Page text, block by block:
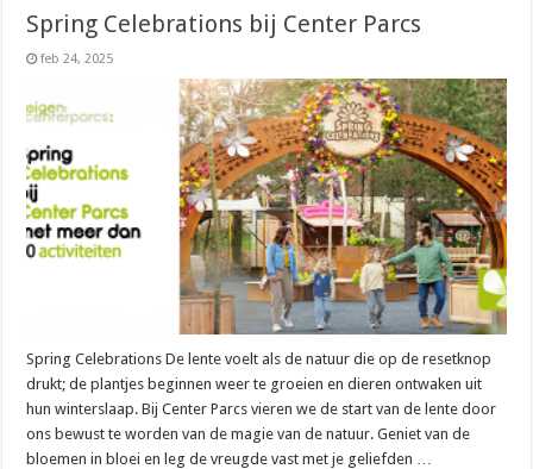
Spring Celebrations bij Center Parcs
feb 24, 2025
Spring Celebrations De lente voelt als de natuur die op de resetknop
drukt; de plantjes beginnen weer te groeien en dieren ontwaken uit
hun winterslaap. Bij Center Parcs vieren we de start van de lente door
ons bewust te worden van de magie van de natuur. Geniet van de
bloemen in bloei en leg de vreugde vast met je geliefden …